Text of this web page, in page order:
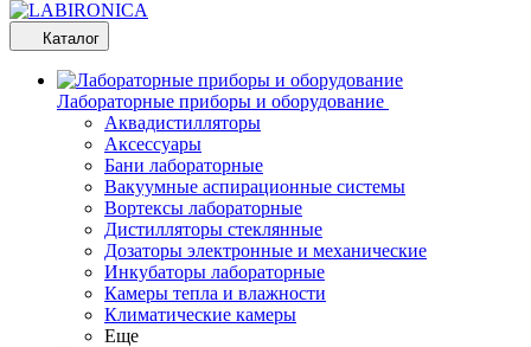
Каталог
Лабораторные приборы и оборудование
Аквадистилляторы
Аксессуары
Бани лабораторные
Вакуумные аспирационные системы
Вортексы лабораторные
Дистилляторы стеклянные
Дозаторы электронные и механические
Инкубаторы лабораторные
Камеры тепла и влажности
Климатические камеры
Еще